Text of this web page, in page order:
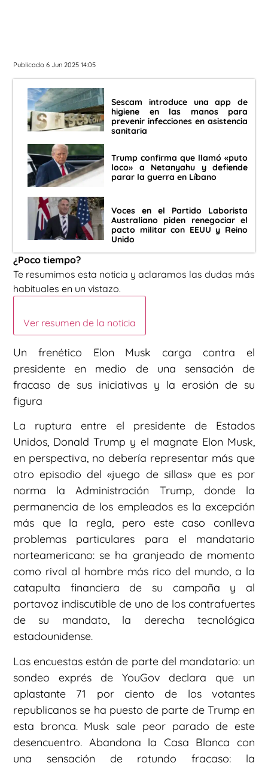
Publicado 6 Jun 2025 14:05
Sescam introduce una app de
higiene en las manos para
prevenir infecciones en asistencia
sanitaria
Trump confirma que llamó «puto
loco» a Netanyahu y defiende
parar la guerra en Líbano
Voces en el Partido Laborista
Australiano piden renegociar el
pacto militar con EEUU y Reino
Unido
¿Poco tiempo?
Te resumimos esta noticia y aclaramos las dudas más
habituales en un vistazo.
Ver resumen de la noticia
Un frenético Elon Musk carga contra el
presidente en medio de una sensación de
fracaso de sus iniciativas y la erosión de su
figura
La ruptura entre el presidente de Estados
Unidos, Donald Trump y el magnate Elon Musk,
en perspectiva, no debería representar más que
otro episodio del «juego de sillas» que es por
norma la Administración Trump, donde la
permanencia de los empleados es la excepción
más que la regla, pero este caso conlleva
problemas particulares para el mandatario
norteamericano: se ha granjeado de momento
como rival al hombre más rico del mundo, a la
catapulta financiera de su campaña y al
portavoz indiscutible de uno de los contrafuertes
de su mandato, la derecha tecnológica
estadounidense.
Las encuestas están de parte del mandatario: un
sondeo exprés de YouGov declara que un
aplastante 71 por ciento de los votantes
republicanos se ha puesto de parte de Trump en
esta bronca. Musk sale peor parado de este
desencuentro. Abandona la Casa Blanca con
una sensación de rotundo fracaso: la